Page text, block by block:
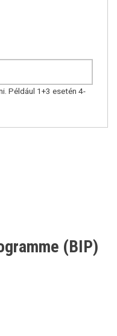
Például 1+3 esetén 4-
(BIP)